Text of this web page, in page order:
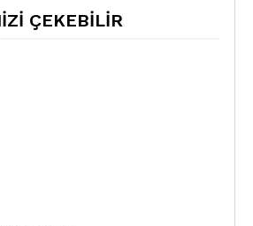
ÇEKEBİLİR